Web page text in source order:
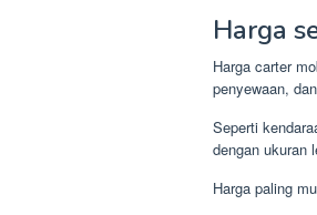
Harga
Harga carter
penyewaan,
Seperti
dengan ukuran
Harga paling